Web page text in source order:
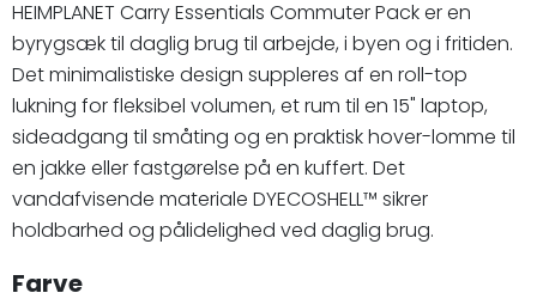
HEIMPLANET Carry Essentials Commuter Pack er en
byrygsæk til daglig brug til arbejde, i byen og i fritiden.
Det minimalistiske design suppleres af en roll-top
lukning for fleksibel volumen, et rum til en 15" laptop,
sideadgang til småting og en praktisk hover-lomme til
en jakke eller fastgørelse på en kuffert. Det
vandafvisende materiale DYECOSHELL™ sikrer
holdbarhed og pålidelighed ved daglig brug.
Farve